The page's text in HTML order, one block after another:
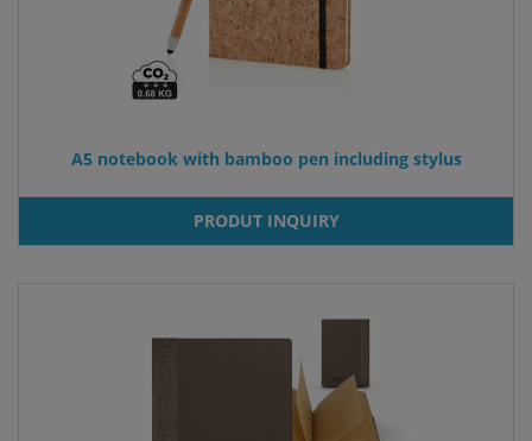
A5 notebook with bamboo pen including stylus
PRODUT INQUIRY